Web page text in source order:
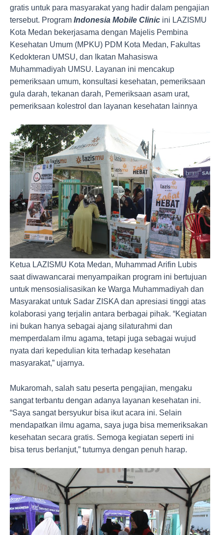
gratis untuk para masyarakat yang hadir dalam pengajian
tersebut. Program Indonesia Mobile Clinic ini LAZISMU
Kota Medan bekerjasama dengan Majelis Pembina
Kesehatan Umum (MPKU) PDM Kota Medan, Fakultas
Kedokteran UMSU, dan Ikatan Mahasiswa
Muhammadiyah UMSU. Layanan ini mencakup
pemeriksaan umum, konsultasi kesehatan, pemeriksaan
gula darah, tekanan darah, Pemeriksaan asam urat,
pemeriksaan kolestrol dan layanan kesehatan lainnya
Ketua LAZISMU Kota Medan, Muhammad Arifin Lubis
saat diwawancarai menyampaikan program ini bertujuan
untuk mensosialisasikan ke Warga Muhammadiyah dan
Masyarakat untuk Sadar ZISKA dan apresiasi tinggi atas
kolaborasi yang terjalin antara berbagai pihak. “Kegiatan
ini bukan hanya sebagai ajang silaturahmi dan
memperdalam ilmu agama, tetapi juga sebagai wujud
nyata dari kepedulian kita terhadap kesehatan
masyarakat,” ujarnya.
Mukaromah, salah satu peserta pengajian, mengaku
sangat terbantu dengan adanya layanan kesehatan ini.
“Saya sangat bersyukur bisa ikut acara ini. Selain
mendapatkan ilmu agama, saya juga bisa memeriksakan
kesehatan secara gratis. Semoga kegiatan seperti ini
bisa terus berlanjut,” tuturnya dengan penuh harap.